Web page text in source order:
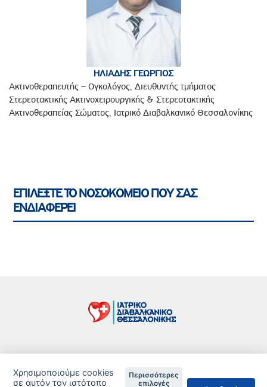
ΗΛΙΑΔΗΣ ΓΕΩΡΓΙΟΣ
Ακτινοθεραπευτής – Ογκολόγος, Διευθυντής τμήματος
Στερεοτακτικής Ακτινοχειρουργικής & Στερεοτακτικής
Ακτινοθεραπείας Σώματος, Ιατρικό Διαβαλκανικό Θεσσαλονίκης
ΕΠΙΛΕΞΤΕ ΤΟ ΝΟΣΟΚΟΜΕΙΟ ΠΟΥ ΣΑΣ
ΕΝΔΙΑΦΕΡΕΙ
Δείτε τις Πιστοποιήσεις ανά Κλινική
Χρησιμοποιούμε cookies
σε αυτόν τον ιστότοπο
Περισσότερες
επιλογές